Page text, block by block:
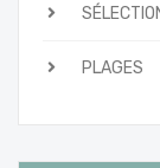
PLAGES